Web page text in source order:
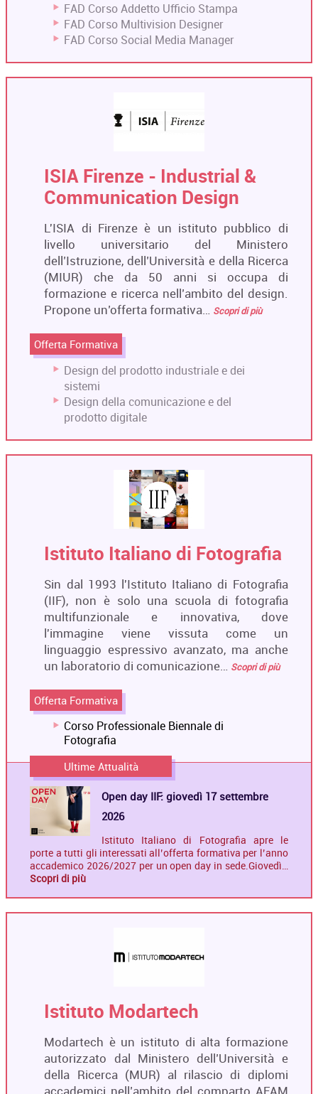
FAD Corso Addetto Ufficio Stampa
FAD Corso Multivision Designer
FAD Corso Social Media Manager
ISIA Firenze - Industrial &
Communication Design
L'ISIA di Firenze è un istituto pubblico di
livello universitario del Ministero
dell’Istruzione, dell’Università e della Ricerca
(MIUR) che da 50 anni si occupa di
formazione e ricerca nell’ambito del design.
Propone un’offerta formativa… Scopri di più
Offerta Formativa
Design del prodotto industriale e dei
sistemi
Design della comunicazione e del
prodotto digitale
Istituto Italiano di Fotografia
Sin dal 1993 l'Istituto Italiano di Fotografia
(IIF), non è solo una scuola di fotografia
multifunzionale e innovativa, dove
l'immagine viene vissuta come un
linguaggio espressivo avanzato, ma anche
un laboratorio di comunicazione… Scopri di più
Offerta Formativa
Corso Professionale Biennale di
Fotografia
Ultime Attualità
Open day IIF: giovedì 17 settembre
2026
Istituto Italiano di Fotografia apre le
porte a tutti gli interessati all’offerta formativa per l’anno
accademico 2026/2027 per un open day in sede.Giovedì…
Scopri di più
Istituto Modartech
Modartech è un istituto di alta formazione
autorizzato dal Ministero dell’Università e
della Ricerca (MUR) al rilascio di diplomi